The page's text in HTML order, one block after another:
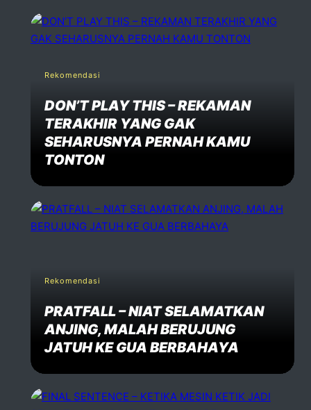
Rekomendasi
DON’T PLAY THIS – REKAMAN
TERAKHIR YANG GAK
SEHARUSNYA PERNAH KAMU
TONTON
Rekomendasi
PRATFALL – NIAT SELAMATKAN
ANJING, MALAH BERUJUNG
JATUH KE GUA BERBAHAYA